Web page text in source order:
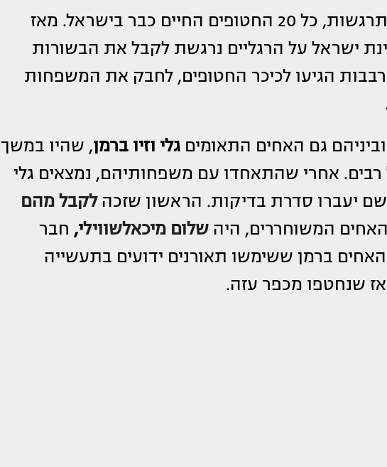
בוקר של חג, בוקר של שמחה והתרגשות, כל 20 החטופים החיים כבר בישראל. מאז
ישראל על הרגליים נרגשת לקבל את הבשורות
הגיעו לכיכר החטופים, לחבק את המשפחות
גלי וזיו ברמן, שהיו במשך
אחרי שהתאחדו עם משפחותיהם, נמצאים גלי
שם יעברו סדרת בדיקות. הראשון שזכה לקבל מהם
המשוחררים, היהשלום מיכאלשווילי, חבר
ברמן ששימשו תאורנים ידועים בתעשייה
שנחטפו מכפר עזה.